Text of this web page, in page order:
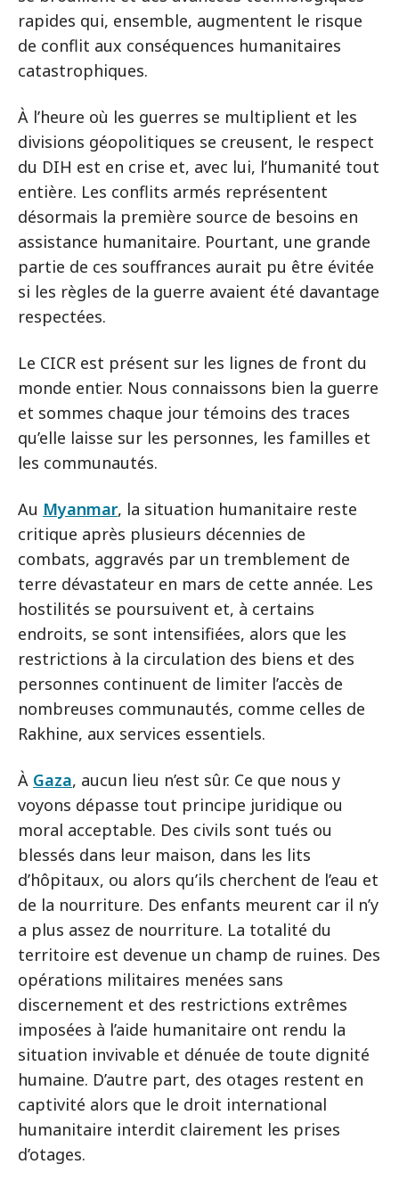
rapides qui, ensemble, augmentent le risque
de conflit aux conséquences humanitaires
catastrophiques.
À l’heure où les guerres se multiplient et les
divisions géopolitiques se creusent, le respect
du DIH est en crise et, avec lui, l’humanité tout
entière. Les conflits armés représentent
désormais la première source de besoins en
assistance humanitaire. Pourtant, une grande
partie de ces souffrances aurait pu être évitée
si les règles de la guerre avaient été davantage
respectées.
Le CICR est présent sur les lignes de front du
monde entier. Nous connaissons bien la guerre
et sommes chaque jour témoins des traces
qu’elle laisse sur les personnes, les familles et
les communautés.
Au Myanmar, la situation humanitaire reste
critique après plusieurs décennies de
combats, aggravés par un tremblement de
terre dévastateur en mars de cette année. Les
hostilités se poursuivent et, à certains
endroits, se sont intensifiées, alors que les
restrictions à la circulation des biens et des
personnes continuent de limiter l’accès de
nombreuses communautés, comme celles de
Rakhine, aux services essentiels.
À Gaza, aucun lieu n’est sûr. Ce que nous y
voyons dépasse tout principe juridique ou
moral acceptable. Des civils sont tués ou
blessés dans leur maison, dans les lits
d’hôpitaux, ou alors qu’ils cherchent de l’eau et
de la nourriture. Des enfants meurent car il n’y
a plus assez de nourriture. La totalité du
territoire est devenue un champ de ruines. Des
opérations militaires menées sans
discernement et des restrictions extrêmes
imposées à l’aide humanitaire ont rendu la
situation invivable et dénuée de toute dignité
humaine. D’autre part, des otages restent en
captivité alors que le droit international
humanitaire interdit clairement les prises
d’otages.